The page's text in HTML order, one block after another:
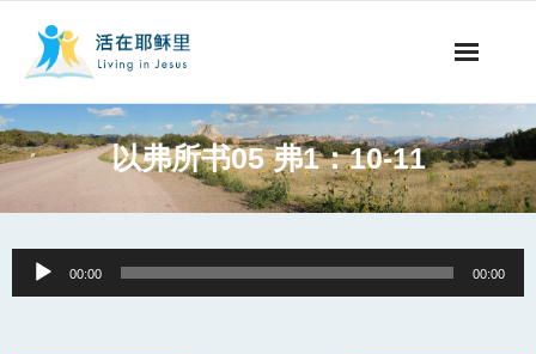
事工概要
阅读文章
以弗所书05 弗1：10-11
Audio
Player
00:00 00:00